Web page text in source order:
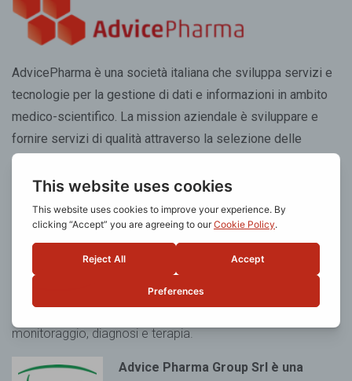
AdvicePharma è una società italiana che sviluppa servizi e
tecnologie per la gestione di dati e informazioni in ambito
medico-scientifico. La mission aziendale è sviluppare e
fornire servizi di qualità attraverso la selezione delle
migliori risorse tecnologiche e professionali.
società certificata UNI EN ISO
13485:2016per l’erogazione del
servizio di progettazione, sviluppo e
testing conto terzi di dispositivi
medicisoftware standalone con destinazione d’uso
monitoraggio, diagnosi e terapia.
Advice Pharma Group Srl è una